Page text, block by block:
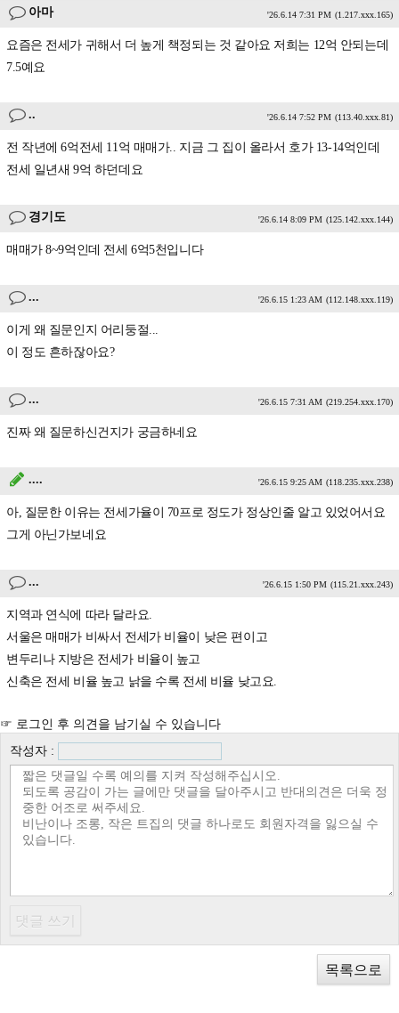
아마 '26.6.14 7:31 PM (1.217.xxx.165)
요즘은 전세가 귀해서 더 높게 책정되는 것 같아요 저희는 12억 안되는데
7.5예요
.. '26.6.14 7:52 PM (113.40.xxx.81)
전 작년에 6억전세 11억 매매가.. 지금 그 집이 올라서 호가 13-14억인데
전세 일년새 9억 하던데요
경기도 '26.6.14 8:09 PM (125.142.xxx.144)
매매가 8~9억인데 전세 6억5천입니다
... '26.6.15 1:23 AM (112.148.xxx.119)
이게 왜 질문인지 어리둥절...
이 정도 흔하잖아요?
... '26.6.15 7:31 AM (219.254.xxx.170)
진짜 왜 질문하신건지가 궁금하네요
.... '26.6.15 9:25 AM (118.235.xxx.238)
아, 질문한 이유는 전세가율이 70프로 정도가 정상인줄 알고 있었어서요
그게 아닌가보네요
... '26.6.15 1:50 PM (115.21.xxx.243)
지역과 연식에 따라 달라요.
서울은 매매가 비싸서 전세가 비율이 낮은 편이고
변두리나 지방은 전세가 비율이 높고
신축은 전세 비율 높고 낡을 수록 전세 비율 낮고요.
☞ 로그인 후 의견을 남기실 수 있습니다
작성자 :
목록으로